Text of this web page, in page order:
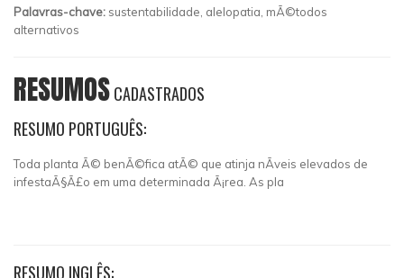
Palavras-chave: sustentabilidade, alelopatia, mÃ©todos
alternativos
RESUMOSCADASTRADOS
RESUMO PORTUGUÊS:
Toda planta Ã© benÃ©fica atÃ© que atinja nÃ­veis elevados de
infestaÃ§Ã£o em uma determinada Ã¡rea. As pla
RESUMO INGLÊS: